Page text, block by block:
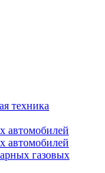
техника
автомобилей
автомобилей
газовых